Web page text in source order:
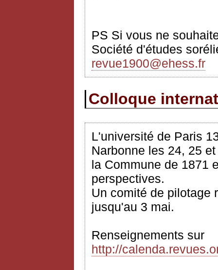
PS Si vous ne
Société d'études
revue1900@ehess.fr
Colloque
L'université de Paris
Narbonne les 24, 25
la Commune de 1871
perspectives.
Un comité de pilotage
jusqu'au 3 mai.
Renseignements sur
http://